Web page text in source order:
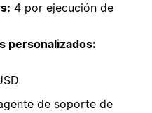
4 por ejecución de
personalizados:
de soporte de